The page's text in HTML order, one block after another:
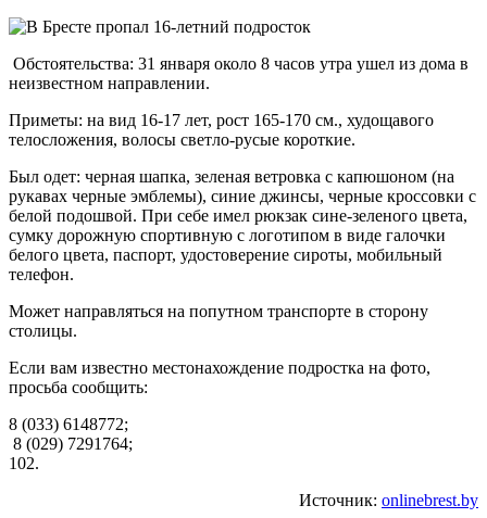
Обстоятельства: 31 января около 8 часов утра ушел из дома в
неизвестном направлении.
Приметы: на вид 16-17 лет, рост 165-170 см., худощавого
телосложения, волосы светло-русые короткие.
Был одет: черная шапка, зеленая ветровка с капюшоном (на
рукавах черные эмблемы), синие джинсы, черные кроссовки с
белой подошвой. При себе имел рюкзак сине-зеленого цвета,
сумку дорожную спортивную с логотипом в виде галочки
белого цвета, паспорт, удостоверение сироты, мобильный
телефон.
Может направляться на попутном транспорте в сторону
столицы.
Если вам известно местонахождение подростка на фото️,
просьба сообщить:
8 (033) 6148772;
8 (029) 7291764;
102.
Источник: onlinebrest.by